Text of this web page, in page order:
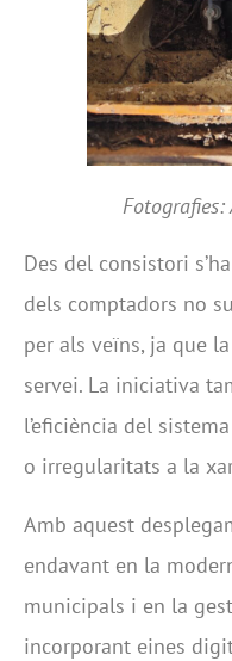
Des del consistori
dels comptadors no
per als veïns, ja que
servei. La iniciativa
l’eficiència del
o irregularitats a la
Amb aquest
endavant en la
municipals i en la
incorporant eines